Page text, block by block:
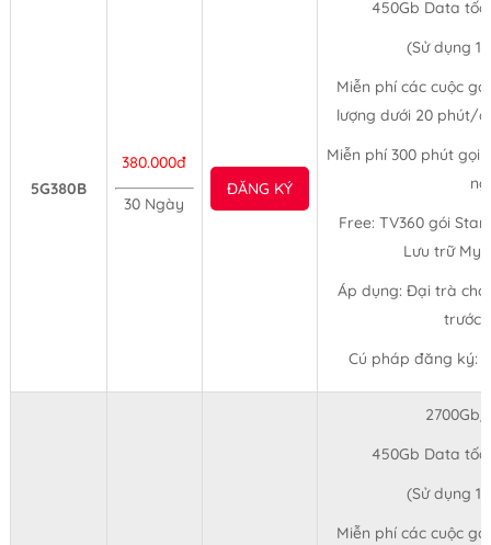
5G380B
380.000đ
30 Ngày
ĐĂNG KÝ
450Gb Data
(Sử dụng
Miễn phí các cuộc
lượng dưới 20 phút/
Miễn phí 300 phút gọi
Free: TV360 gói
Lưu trữ
Áp dụng: Đại trà
trước
Cú pháp đăng ký:
450Gb Data
(Sử dụng
Miễn phí các cuộc